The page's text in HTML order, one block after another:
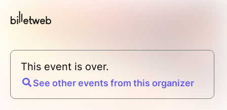
This event is over.
See other events from this organizer